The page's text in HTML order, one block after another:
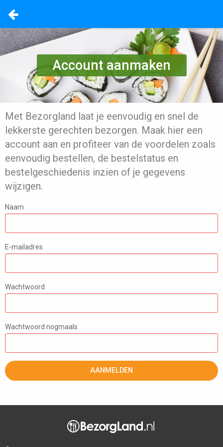
Account aanmaken
Met Bezorgland laat je eenvoudig en snel de
lekkerste gerechten bezorgen. Maak hier een
account aan en profiteer van de voordelen zoals
eenvoudig bestellen, de bestelstatus en
bestelgeschiedenis inzien of je gegevens
wijzigen.
Naam
E-mailadres
Wachtwoord
Wachtwoord nogmaals
AANMELDEN